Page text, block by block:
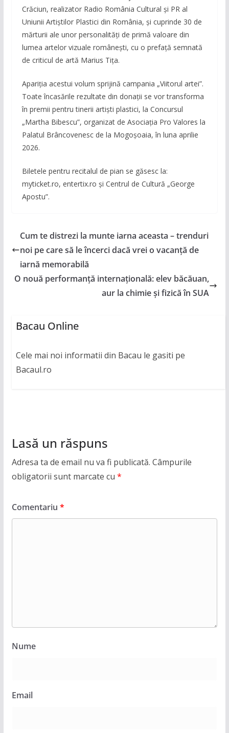
Crăciun, realizator Radio România Cultural și PR al
Uniunii Artiștilor Plastici din România, și cuprinde 30 de
mărturii ale unor personalități de primă valoare din
lumea artelor vizuale românești, cu o prefață semnată
de criticul de artă Marius Tița.
Apariția acestui volum sprijină campania „Viitorul artei”.
Toate încasările rezultate din donații se vor transforma
în premii pentru tinerii artiști plastici, la Concursul
„Martha Bibescu”, organizat de Asociația Pro Valores la
Palatul Brâncovenesc de la Mogoșoaia, în luna aprilie
2026.
Biletele pentru recitalul de pian se găsesc la:
myticket.ro, entertix.ro și Centrul de Cultură „George
Apostu”.
Cum te distrezi la munte iarna aceasta – trenduri
noi pe care să le încerci dacă vrei o vacanță de
iarnă memorabilă
O nouă performanță internațională: elev băcăuan,
aur la chimie și fizică în SUA
Bacau Online
Cele mai noi informatii din Bacau le gasiti pe
Bacaul.ro
Lasă un răspuns
Adresa ta de email nu va fi publicată. Câmpurile
obligatorii sunt marcate cu *
Comentariu *
Nume
Email